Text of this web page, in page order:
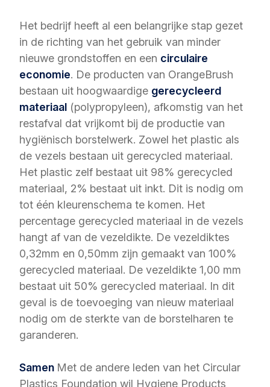
Het bedrijf heeft al een belangrijke stap gezet
in de richting van het gebruik van minder
nieuwe grondstoffen en een circulaire
economie. De producten van OrangeBrush
bestaan uit hoogwaardige gerecycleerd
materiaal (polypropyleen), afkomstig van het
restafval dat vrijkomt bij de productie van
hygiënisch borstelwerk. Zowel het plastic als
de vezels bestaan uit gerecycled materiaal.
Het plastic zelf bestaat uit 98% gerecycled
materiaal, 2% bestaat uit inkt. Dit is nodig om
tot één kleurenschema te komen. Het
percentage gerecycled materiaal in de vezels
hangt af van de vezeldikte. De vezeldiktes
0,32mm en 0,50mm zijn gemaakt van 100%
gerecycled materiaal. De vezeldikte 1,00 mm
bestaat uit 50% gerecycled materiaal. In dit
geval is de toevoeging van nieuw materiaal
nodig om de sterkte van de borstelharen te
garanderen.
Samen Met de andere leden van het Circular
Plastics Foundation wil Hygiene Products